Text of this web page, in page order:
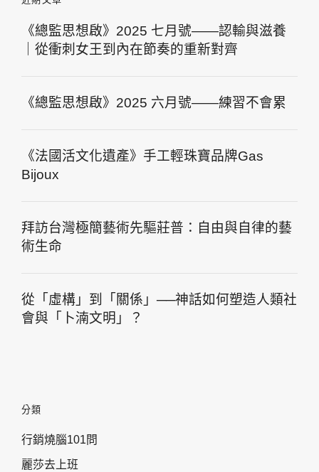
《總監思想啟》2025 七月號——認輸與滋養
｜從衝刺女王到內在節奏的重新對齊
《總監思想啟》2025 六月號——練習不會累
《法國活文化遺產》手工輕珠寶品牌Gas
Bijoux
拜訪台灣極簡藝術先驅莊普：自由與自律的藝
術生命
從「虛構」到「關係」──神話如何塑造人類社
會與「卜湳文明」？
分類
行銷燒腦101問
麗莎去上班